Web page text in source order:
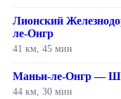
Лионский
ле-Онгр
41 км, 45 мин
Маньи-ле-Онгр —
44 км, 30 мин